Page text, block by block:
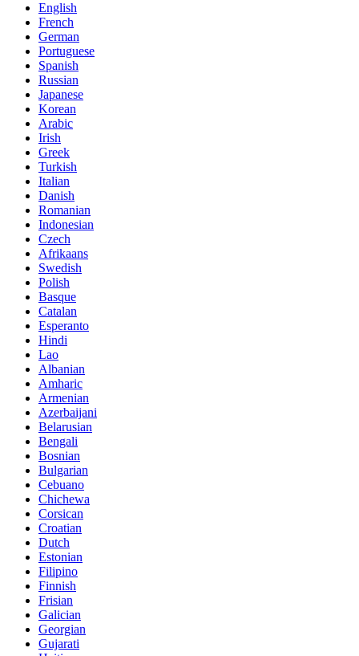
English
French
German
Portuguese
Spanish
Russian
Japanese
Korean
Arabic
Irish
Greek
Turkish
Italian
Danish
Romanian
Indonesian
Czech
Afrikaans
Swedish
Polish
Basque
Catalan
Esperanto
Hindi
Lao
Albanian
Amharic
Armenian
Azerbaijani
Belarusian
Bengali
Bosnian
Bulgarian
Cebuano
Chichewa
Corsican
Croatian
Dutch
Estonian
Filipino
Finnish
Frisian
Galician
Georgian
Gujarati